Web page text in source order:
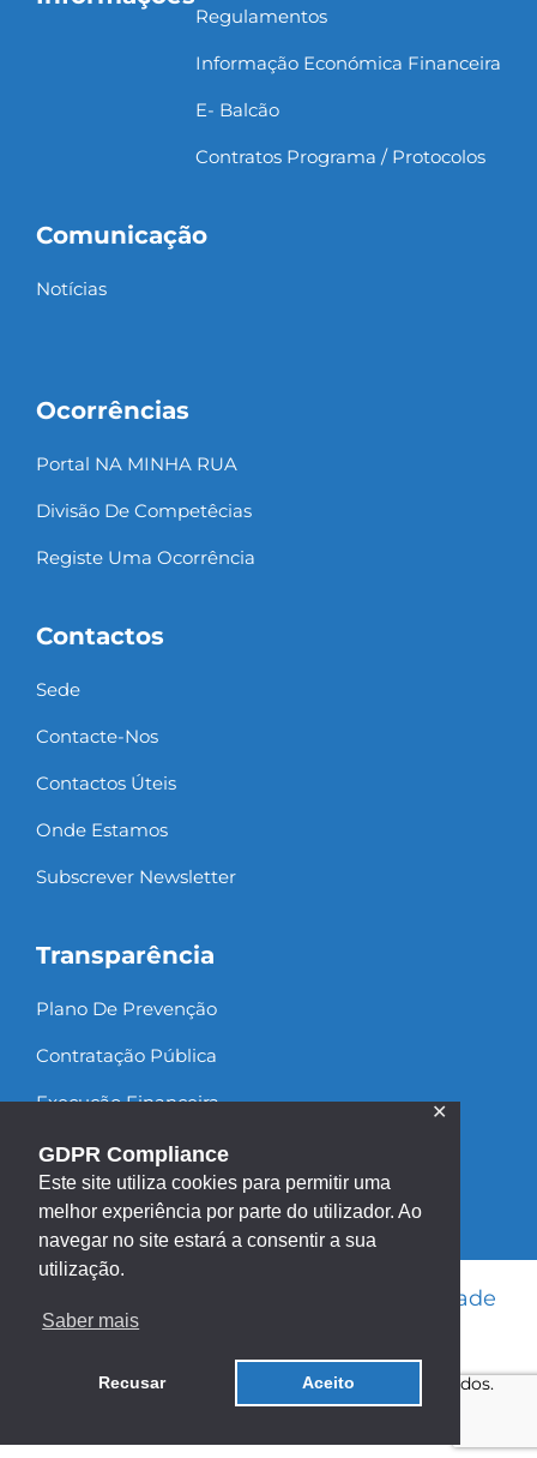
GDPR Compliance
Este site utiliza cookies para permitir uma
melhor experiência por parte do utilizador. Ao
navegar no site estará a consentir a sua
utilização.
Saber mais
Recusar Aceito
✕
Regulamentos
Informação Económica Financeira
E- Balcão
Contratos Programa / Protocolos
Comunicação
Notícias
Ocorrências
Portal NA MINHA RUA
Divisão De Competêcias
Registe Uma Ocorrência
Contactos
Sede
Contacte-Nos
Contactos Úteis
Onde Estamos
Subscrever Newsletter
Transparência
Plano De Prevenção
Contratação Pública
Execução Financeira
Recursos Humanos
Política de Privacidade
|Política de Cookies
Copyright ©2013 - 2026 | Todos os direitos reservados.